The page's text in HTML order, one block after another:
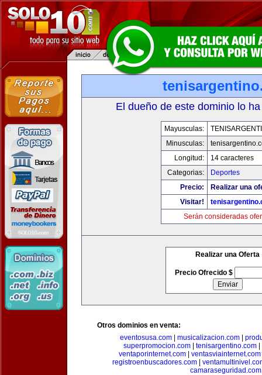
El dueño de este dominio lo
Mayusculas:
Minusculas:
Longitud:
14 caracteres
Categorias:
Deportes
Precio:
Realizar una
Visitar!
Serán consideradas
Realizar una Oferta
Precio Ofrecido $
Otros dominios en venta:
eventosusa.com| musicalizacion.com|
superpromocion.com
tenisargentino.com
ventaporinternet.com
ventasviainternet.com
registroenbuscadores.com
camaraseguridad.com